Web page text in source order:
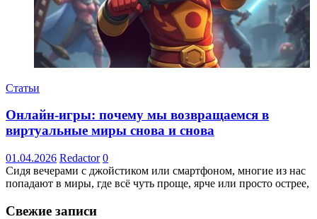
Статьи
Онлайн-игры: почему мы возвращаемся в
виртуальные миры снова и снова
01.04.2026 Redactor 0
Сидя вечерами с джойстиком или смартфоном, многие из нас
попадают в миры, где всё чуть проще, ярче или просто острее,
Свежие записи